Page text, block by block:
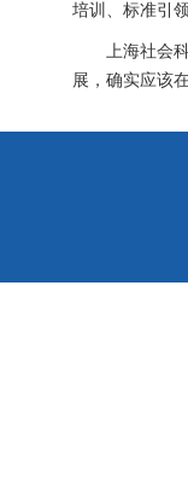
培训、标准引
上海社会科
展，确实应该